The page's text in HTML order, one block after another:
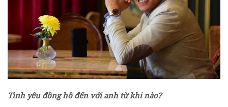
Tình yêu đồng hồ đến với anh từ khi nào?